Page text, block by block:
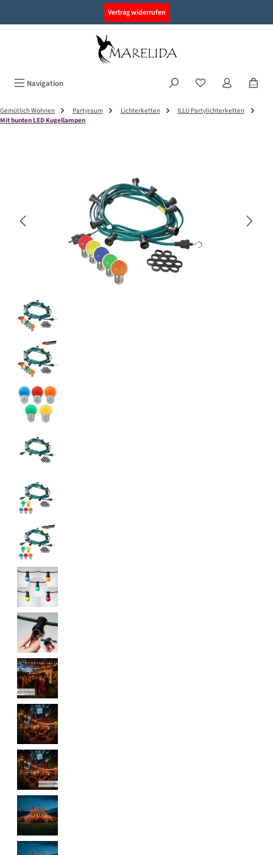
Vertrag widerrufen
Navigation
Gemütlich Wohnen Partyraum Lichterketten
ILLU Partylichterketten
Mit bunten LED Kugellampen